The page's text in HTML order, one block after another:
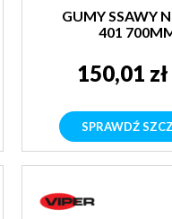
GUMY SSAWY
401
150,01 zł
SPRAWDŹ